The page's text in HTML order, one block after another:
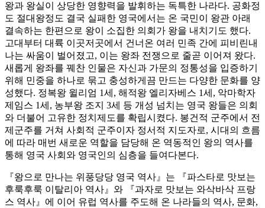
왕과 왕실이 상당한 영향력을 발휘하는 독특한 나라다. 공화정
도 절대왕정도 결국 실패한 영국에서는 온 국민이 왕관 아래
결속하는 한편으로 왕이 소집한 의회가 왕을 내치기도 했다.
고대부터 대륙 이곳저곳에서 건너온 여러 민족 간에 피비린내
나는 싸움이 벌어졌고, 이는 왕좌 전쟁으로 줄곧 이어져 왔다.
새롭게 왕좌를 꿰찬 인물은 자신과 가문의 정통성을 입증하기
위해 민중을 하나로 묶고 충성하게끔 만드는 다양한 문화를 양
성했다. 정복왕 윌리엄 1세, 해적왕 엘리자베스 1세, 악마학자
제임스 1세, 농부왕 조지 3세 등 개성 넘치는 영국 왕들은 의회
와 더불어 고유한 정치제도를 확립시켰다. 봉건적 군주에서 전
제군주를 거쳐 사회적 군주이자 정서적 지도자로, 시대의 흐름
에 따라 매번 새로운 역할을 담당해 온 역동적인 왕의 역사를
통해 영국 사회와 영국인의 심층을 들여다본다.
『왕으로 만나는 위풍당당 영국 역사』는 『파스타로 맛보는
후룩후룩 이탈리아 역사』와 『과자로 맛보는 와삭바삭 프랑
스 역사』에 이어 유럽 역사를 주도해 온 나라들의 역사, 문화,